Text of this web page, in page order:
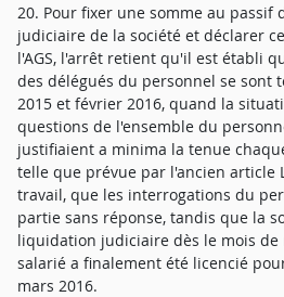
20. Pour fixer une somme au passif
judiciaire de la société et déclarer
l'AGS, l'arrêt retient qu'il est établi
des délégués du personnel se sont
2015 et février 2016, quand la
questions de l'ensemble du
justifiaient a minima la tenue
telle que prévue par l'ancien article
travail, que les interrogations du
partie sans réponse, tandis que la
liquidation judiciaire dès le mois de
salarié a finalement été licencié
mars 2016.